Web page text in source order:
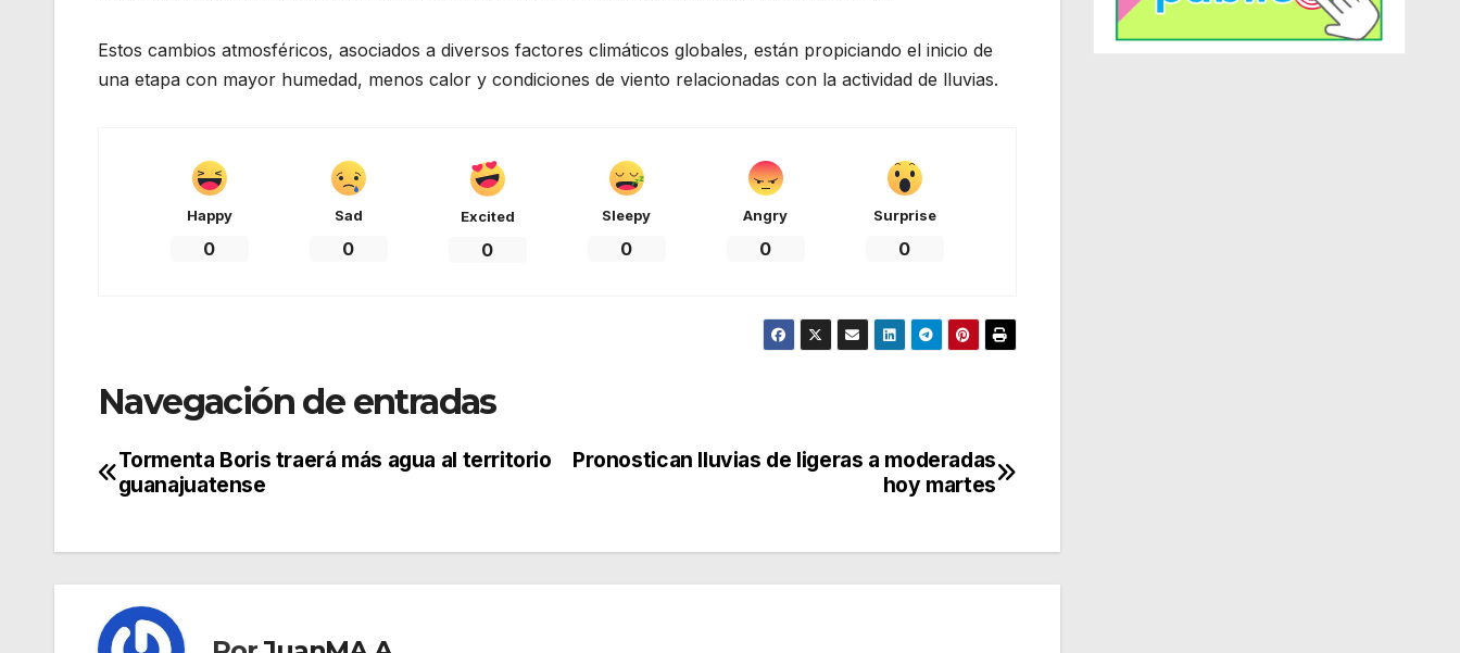
Estos cambios atmosféricos, asociados a diversos factores climáticos globales, están propiciando el inicio de
una etapa con mayor humedad, menos calor y condiciones de viento relacionadas con la actividad de lluvias.
Happy
0
Sad
0
Excited
0
Sleepy
0
Angry
0
Surprise
0
Navegación de entradas
Pronostican lluvias de ligeras a moderadas
hoy martes
Tormenta Boris traerá más agua al territorio
guanajuatense